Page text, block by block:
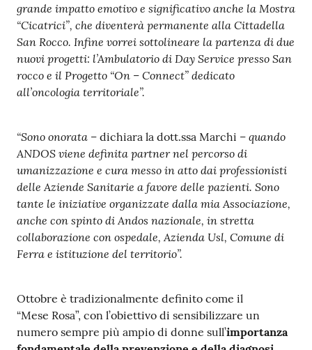
grande impatto emotivo e significativo anche la Mostra
“Cicatrici”, che diventerà permanente alla Cittadella
San Rocco. Infine vorrei sottolineare la partenza di due
nuovi progetti: l’Ambulatorio di Day Service presso San
rocco e il Progetto “On – Connect” dedicato
all’oncologia territoriale”.
“Sono onorata – dichiara la dott.ssa Marchi – quando
ANDOS viene definita partner nel percorso di
umanizzazione e cura messo in atto dai professionisti
delle Aziende Sanitarie a favore delle pazienti. Sono
tante le iniziative organizzate dalla mia Associazione,
anche con spinto di Andos nazionale, in stretta
collaborazione con ospedale, Azienda Usl, Comune di
Ferra e istituzione del territorio”.
Ottobre è tradizionalmente definito come il
“Mese Rosa”, con l’obiettivo di sensibilizzare un
numero sempre più ampio di donne sull’importanza